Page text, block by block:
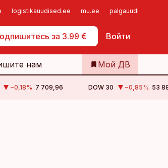
logistikauudised.ee mu.ee palgauudised.ee
за 3.99 € Войти
Самообслуживание
нам Мой ДВ
−0,18% 7 709,96 DOW 30 −0,85% 53